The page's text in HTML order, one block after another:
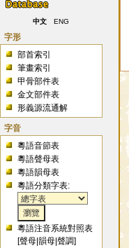
中文 ENG
字形
部首索引
筆畫索引
甲骨部件表
金文部件表
形義源流通解
字音
粵語音節表
粵語聲母表
粵語韻母表
粵語分類字表:
粵語注音系統對照表
[聲母 |韻母 |聲調]